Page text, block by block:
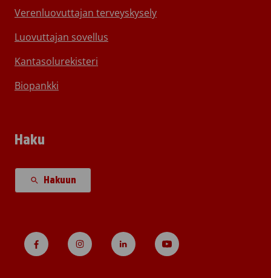
Verenluovuttajan terveyskysely
Luovuttajan sovellus
Kantasolurekisteri
Biopankki
Haku
Hakuun